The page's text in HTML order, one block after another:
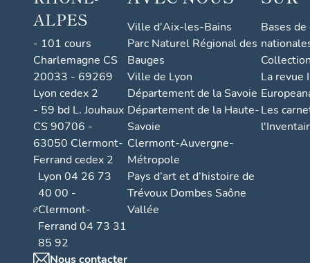
ALPES
- 101 cours
Charlemagne CS
20033 - 69269
Lyon cedex 2
- 59 bd L. Jouhaux
CS 90706 -
63050 Clermont-
Ferrand cedex 2
Lyon 04 26 73
40 00 -
Clermont-
Ferrand 04 73 31
85 92
Nous contacter
Ville d'Aix-les-Bains
Parc Naturel Régional des
Bauges
Ville de Lyon
Département de la Savoie
Département de la Haute-
Savoie
Clermont-Auvergne-
Métropole
Pays d’art et d’histoire de
Trévoux Dombes Saône
Vallée
Bases
La revue
Les